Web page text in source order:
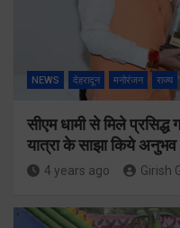
NEWS देहरादून मनोरंजन राज्य
सीएम धामी से मिले
यात्रा के साझा किये अनुभव
4 years ago Girish